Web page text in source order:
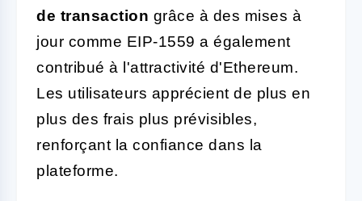
de transaction grâce à des mises à
jour comme EIP-1559 a également
contribué à l'attractivité d'Ethereum.
Les utilisateurs apprécient de plus en
plus des frais plus prévisibles,
renforçant la confiance dans la
plateforme.